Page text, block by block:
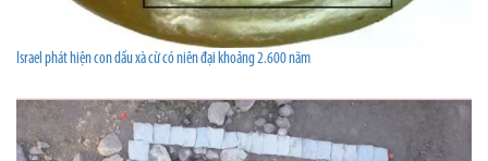
Israel phát hiện con dấu xà cừ có niên đại khoảng 2.600 năm